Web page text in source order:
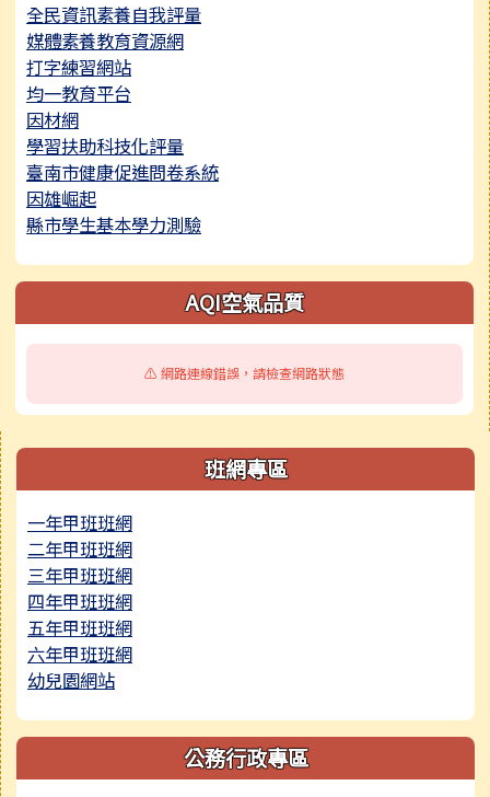
全民資訊素養自我評量
媒體素養教育資源網
打字練習網站
均一教育平台
因材網
學習扶助科技化評量
臺南市健康促進問卷系統
因雄崛起
縣市學生基本學力測驗
AQI空氣品質
⚠️ 網路連線錯誤，請檢查網路狀態
右邊區域內容 班網專區
一年甲班班網
二年甲班班網
三年甲班班網
四年甲班班網
五年甲班班網
六年甲班班網
幼兒園網站
公務行政專區